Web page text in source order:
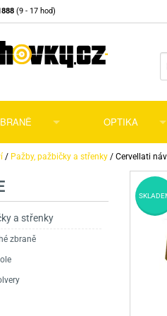
(9 - 17 hod)
Vzduchovky na
Příslušenství pro
Vzduchovky PCP
Vzduchovky
pistole a revolveryPříslušenství
pistole a revolvery
zbraně
OPTIKA
Puškohledy
Dalekohledy a
Kolimátory, lasery
Noční vidění a
/ Pažby, pažbičky a střenky / Cervellati
a střenky
zbraně